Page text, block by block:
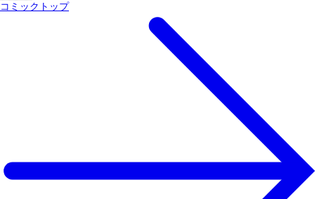
コミックトップ